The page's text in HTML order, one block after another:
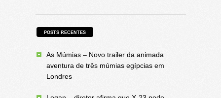
POSTS RECENTES
As Múmias – Novo trailer da animada
aventura de três múmias egípcias em
Londres